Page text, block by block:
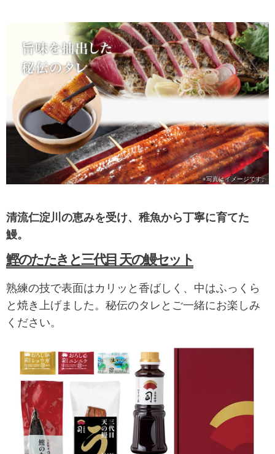
※写真はイメージです。
清流仁淀川の恵みを受け、稚魚から丁寧に育てた
鰻。
鰹のたたきと三代目 天の鰻セット
熟練の技で表面はカリッと香ばしく、中はふっくら
と焼き上げました。秘伝のタレとご一緒にお楽しみ
ください。